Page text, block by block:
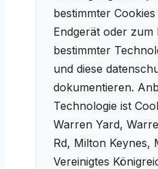
bestimmter
Endgerät oder zum
bestimmter
und diese
dokumentieren.
Technologie ist
Warren Yard,
Rd, Milton Keynes,
Vereinigtes